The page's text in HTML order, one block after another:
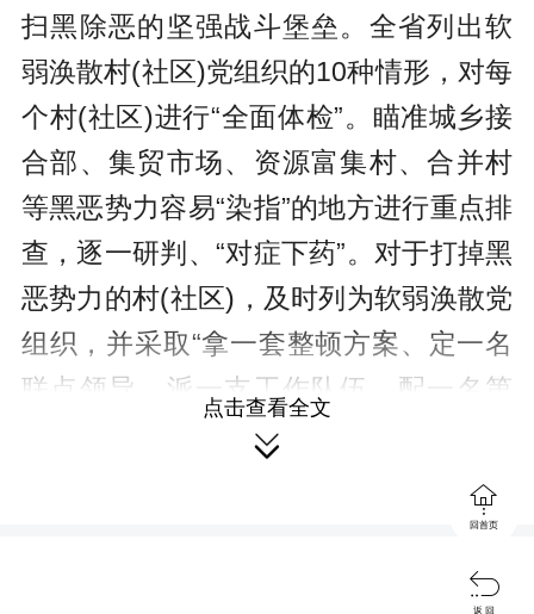
扫黑除恶的坚强战斗堡垒。全省列出软
弱涣散村(社区)党组织的10种情形，对每
个村(社区)进行“全面体检”。瞄准城乡接
合部、集贸市场、资源富集村、合并村
等黑恶势力容易“染指”的地方进行重点排
查，逐一研判、“对症下药”。对于打掉黑
恶势力的村(社区)，及时列为软弱涣散党
组织，并采取“拿一套整顿方案、定一名
联点领导、派一支工作队伍、配一名第
一书记、选一批帮扶项目、建一个坚强
班子”等“六个一”工作机制，实行市县组
织部门挂牌整顿，防止黑恶势力死灰复
点击查看全文


回首页

返 回